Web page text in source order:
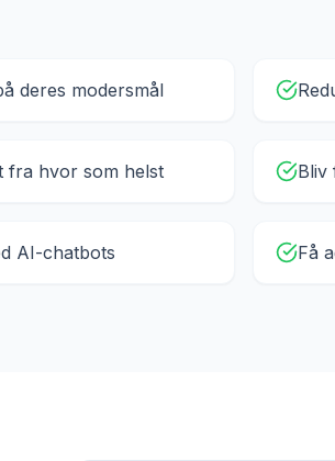
deres modersmål
fra hvor som helst Bliv
AI-chatbots Få